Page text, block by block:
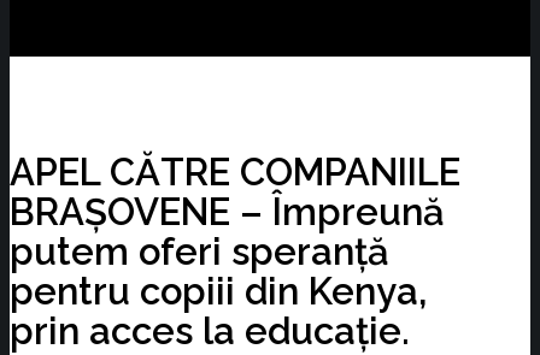
APEL CĂTRE COMPANIILE
BRAȘOVENE – Împreună
putem oferi speranță
pentru copiii din Kenya,
prin acces la educație.